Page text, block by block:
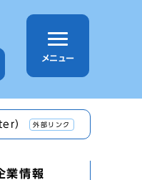
メニュー
） 外部リンク
業情報